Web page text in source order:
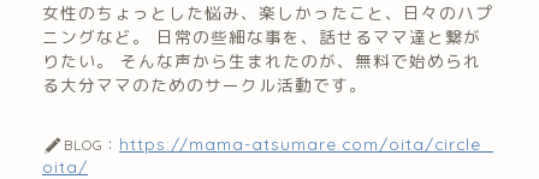
女性のちょっとした悩み、楽しかったこと、日々のハプ
ニングなど。 日常の些細な事を、話せるママ達と繋が
りたい。 そんな声から生まれたのが、無料で始められ
る大分ママのためのサークル活動です。
BLOG： https://mama-atsumare.com/oita/circle_
oita/